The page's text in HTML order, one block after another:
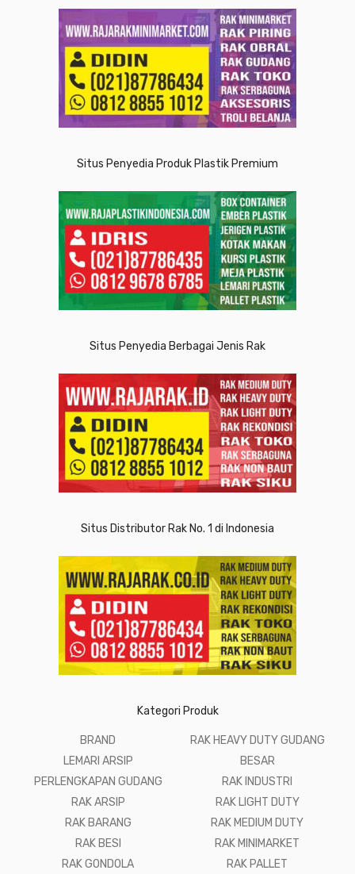
Situs Penyedia Produk Plastik Premium
Situs Penyedia Berbagai Jenis Rak
Situs Distributor Rak No. 1 di Indonesia
Kategori Produk
BRAND
LEMARI ARSIP
PERLENGKAPAN GUDANG
RAK ARSIP
RAK BARANG
RAK BESI
RAK GONDOLA
RAK HEAVY DUTY GUDANG
BESAR
RAK INDUSTRI
RAK LIGHT DUTY
RAK MEDIUM DUTY
RAK MINIMARKET
RAK PALLET